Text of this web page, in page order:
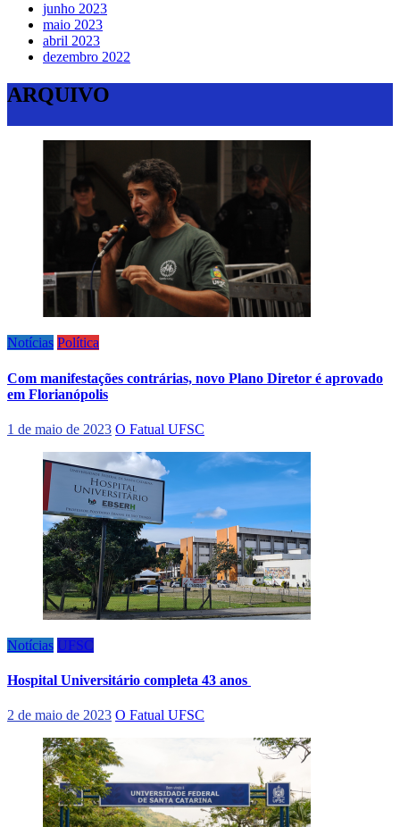
junho 2023
maio 2023
abril 2023
dezembro 2022
ARQUIVO
Notícias Política
Com manifestações contrárias, novo Plano Diretor é aprovado
em Florianópolis
1 de maio de 2023 O Fatual UFSC
Notícias UFSC
Hospital Universitário completa 43 anos
2 de maio de 2023 O Fatual UFSC